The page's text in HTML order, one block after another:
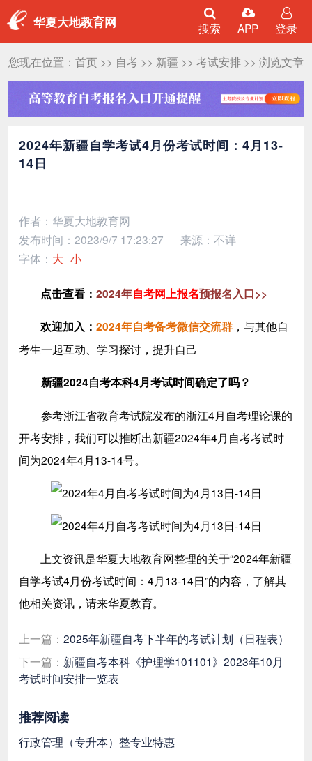
华夏大地教育网 搜索 APP 登录
您现在位置： 首页>> 自考>> 新疆 >> 考试安排>> 浏览文章
2024年新疆自学考试4月份考试时间：4月13-
14日
作者：华夏大地教育网
发布时间：2023/9/7 17:23:27
来源：不详
字体： 大 小
点击查看： 2024年自考网上报名预报名入口>>
欢迎加入： 2024年自考备考微信交流群，与其他自
考生一起互动、学习探讨，提升自己
新疆2024自考本科4月考试时间确定了吗？
参考浙江省教育考试院发布的浙江4月自考理论课的
开考安排，我们可以推断出新疆2024年4月自考考试时
间为2024年4月13-14号。
上文资讯是华夏大地教育网整理的关于“2024年新疆
自学考试4月份考试时间：4月13-14日”的内容，了解其
他相关资讯，请来华夏教育。
上一篇： 2025年新疆自考下半年的考试计划（日程表）
下一篇： 新疆自考本科《护理学101101》2023年10月
考试时间安排一览表
推荐阅读
行政管理（专升本）整专业特惠